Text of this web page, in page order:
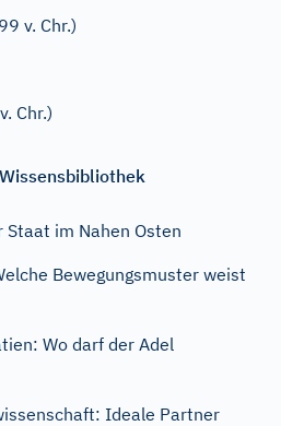
v. Chr.)
Chr.)
im Nahen Osten
Bewegungsmuster weist
Wo darf der Adel
Ideale Partner